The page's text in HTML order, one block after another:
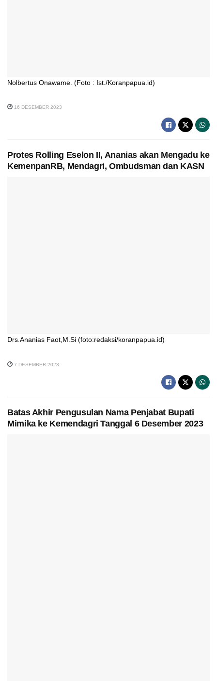
Nolbertus Onawame. (Foto : Ist./Koranpapua.id)
16 DESEMBER 2023
Protes Rolling Eselon II, Ananias akan Mengadu ke
KemenpanRB, Mendagri, Ombudsman dan KASN
Drs.Ananias Faot,M.Si (foto:redaksi/koranpapua.id)
7 DESEMBER 2023
Batas Akhir Pengusulan Nama Penjabat Bupati
Mimika ke Kemendagri Tanggal 6 Desember 2023